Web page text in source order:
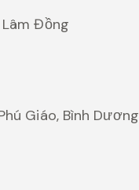
Lâm Đồng
Giáo, Bình Dương